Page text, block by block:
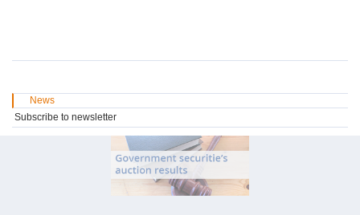
News
Subscribe to newsletter